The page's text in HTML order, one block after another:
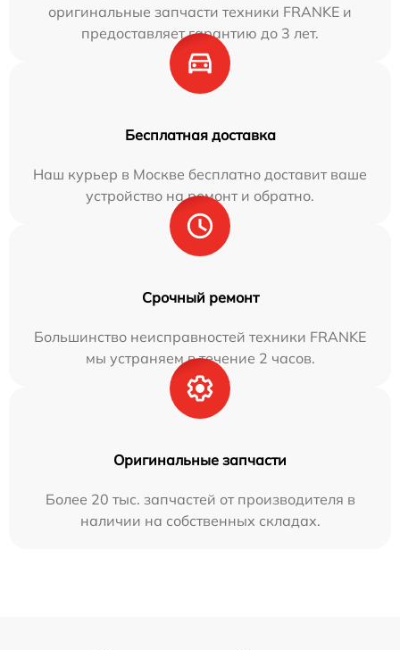
оригинальные запчасти техники FRANKE и
предоставляет гарантию до 3 лет.
Бесплатная доставка
Наш курьер в Москве бесплатно доставит ваше
устройство на ремонт и обратно.
Срочный ремонт
Большинство неисправностей техники FRANKE
мы устраняем в течение 2 часов.
Оригинальные запчасти
Более 20 тыс. запчастей от производителя в
наличии на собственных складах.